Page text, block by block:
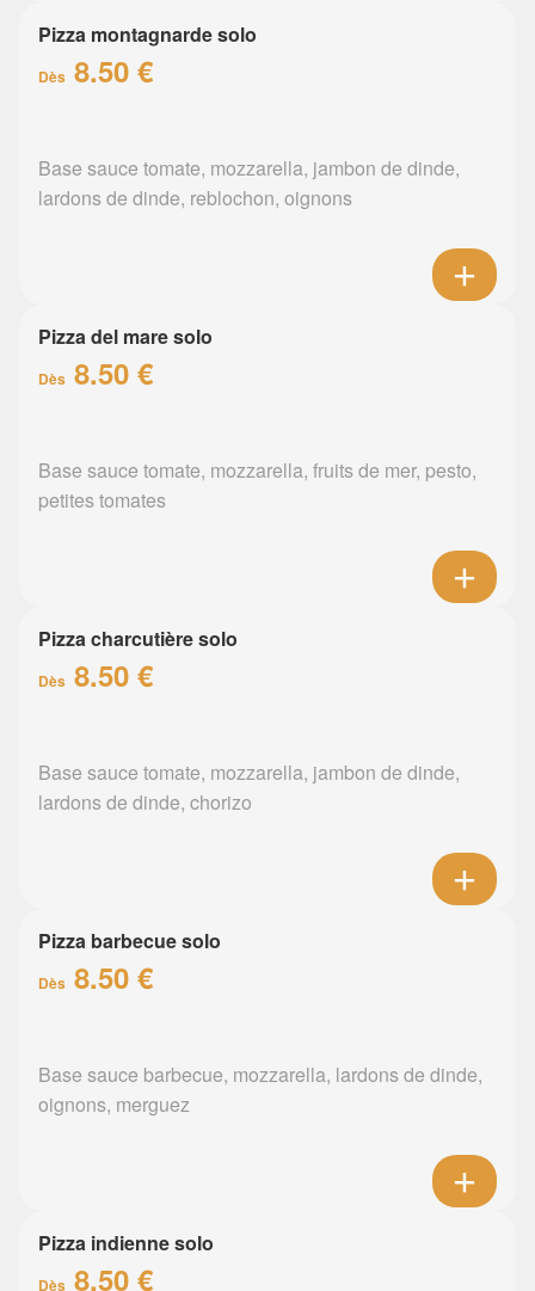
Pizza montagnarde solo
Dès 8.50 €
Base sauce tomate, mozzarella, jambon de dinde,
lardons de dinde, reblochon, oignons
Pizza del mare solo
Dès 8.50 €
Base sauce tomate, mozzarella, fruits de mer, pesto,
petites tomates
Pizza charcutière solo
Dès 8.50 €
Base sauce tomate, mozzarella, jambon de dinde,
lardons de dinde, chorizo
Pizza barbecue solo
Dès 8.50 €
Base sauce barbecue, mozzarella, lardons de dinde,
oignons, merguez
Pizza indienne solo
Dès 8.50 €